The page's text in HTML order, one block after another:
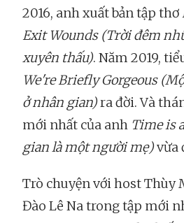
2016, anh xuất bản tập thơ
Exit Wounds (Trời đêm
xuyên thấu). Năm 2019,
We're Briefly Gorgeous
ở nhân gian)ra đời. Và
mới nhất của anh Time is
gian là một người mẹ)vừa
Trò chuyện với host Thùy
Đào Lê Na trong tập mới